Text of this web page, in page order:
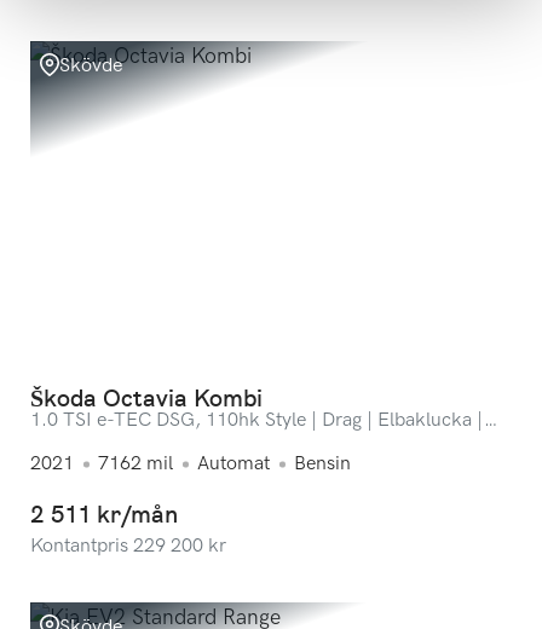
Skövde
Škoda Octavia Kombi
1.0 TSI e-TEC DSG, 110hk Style | Drag | Elbaklucka |
2021
7162 mil Automat Bensin
2 511 kr/mån
Kontantpris 229 200 kr